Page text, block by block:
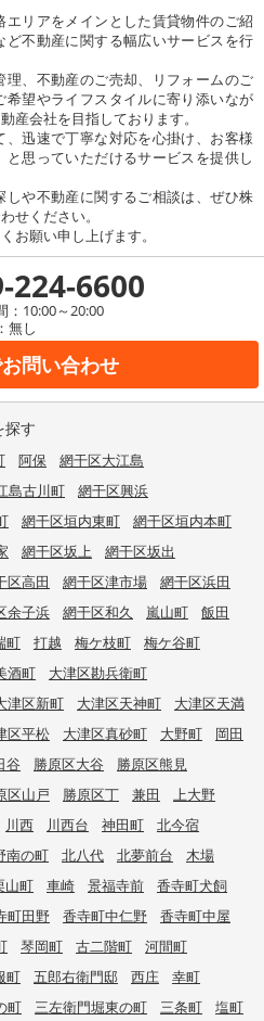
リアをメインとした賃貸物件のご紹
不動産に関する幅広いサービスを行
、不動産のご売却、リフォームのご
望やライフスタイルに寄り添いなが
産会社を目指しております。
迅速で丁寧な対応を心掛け、お客様
思っていただけるサービスを提供し
や不動産に関するご相談は、ぜひ株
せください。
お願い申し上げます。
224-6600
：10:00～20:00
無し
お問い合わせ
探す
阿保
網干区大江島
島古川町
網干区興浜
網干区垣内東町
網干区垣内本町
網干区坂上
網干区坂出
区高田 網干区津市場
網干区浜田
余子浜 網干区和久 嵐山町
飯田
町 打越 梅ケ枝町
梅ケ谷町
酒町
大津区勘兵衛町
津区新町 大津区天神町
大津区天満
区平松 大津区真砂町 大野町
岡田
谷 勝原区大谷
勝原区熊見
区山戸 勝原区丁 兼田
上大野
川西 川西台 神田町
北今宿
南の町 北八代 北夢前台
木場
山町 車崎 景福寺前
香寺町犬飼
町田野 香寺町中仁野
香寺町中屋
琴岡町 古二階町
河間町
町 五郎右衛門邸 西庄
幸町
町 三左衛門堀東の町 三条町
塩町